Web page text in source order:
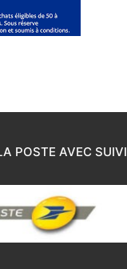
POSTE AVEC SUIVI